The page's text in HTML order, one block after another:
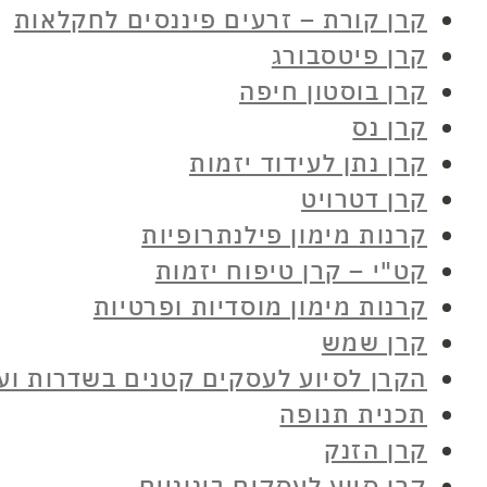
קרן קורת – זרעים פיננסים לחקלאות
קרן פיטסבורג
קרן בוסטון חיפה
קרן נס
קרן נתן לעידוד יזמות
קרן דטרויט
קרנות מימון פילנתרופיות
קט"י – קרן טיפוח יזמות
קרנות מימון מוסדיות ופרטיות
קרן שמש
הקרן לסיוע לעסקים קטנים בשדרות
תכנית תנופה
קרן הזנק